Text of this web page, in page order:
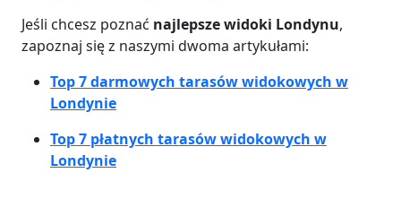
Jeśli chcesz poznać najlepsze widoki Londynu,
zapoznaj się z naszymi dwoma artykułami:
Top 7 darmowych tarasów widokowych w
Londynie
Top 7 płatnych tarasów widokowych w
Londynie